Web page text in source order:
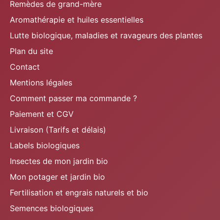
Remèdes de grand-mère
Aromathérapie et huiles essentielles
Lutte biologique, maladies et ravageurs des plantes
Plan du site
Contact
Mentions légales
Comment passer ma commande ?
Paiement et CGV
Livraison (Tarifs et délais)
Labels biologiques
Insectes de mon jardin bio
Mon potager et jardin bio
Fertilisation et engrais naturels et bio
Semences biologiques